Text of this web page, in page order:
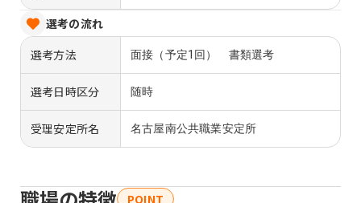
選考の流れ
選考方法
面接（予定1回） 書類選考
選考日時区分 随時
受理安定所名 名古屋南公共職業安定所
POINT